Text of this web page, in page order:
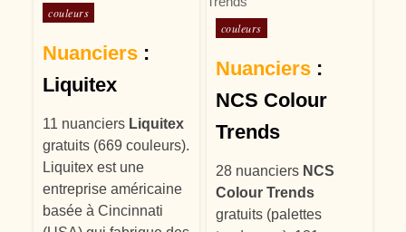
Posté dans
couleurs
Nuanciers :
Liquitex
11 nuanciers Liquitex
gratuits (669 couleurs).
Liquitex est une
entreprise américaine
basée à Cincinnati
Posté dans
couleurs
Nuanciers:
NCS Colour
Trends
28 nuanciers NCS
Colour Trends
gratuits (palettes